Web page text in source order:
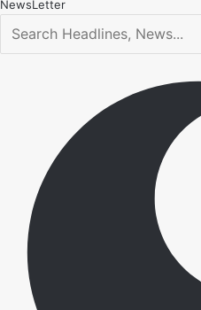
NewsLetter